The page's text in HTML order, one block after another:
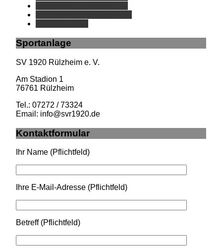
Sportanlage
SV 1920 Rülzheim e. V.
Am Stadion 1
76761 Rülzheim
Tel.: 07272 / 73324
Email: info@svr1920.de
Kontaktformular
Ihr Name (Pflichtfeld)
Ihre E-Mail-Adresse (Pflichtfeld)
Betreff (Pflichtfeld)